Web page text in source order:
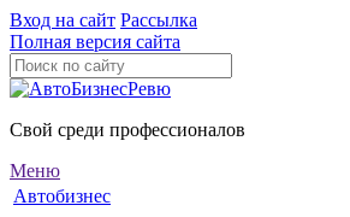
Вход на сайт Рассылка
Полная версия сайта
Свой среди профессионалов
Меню
Автобизнес